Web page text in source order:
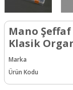
Mano
Klasik
Marka
Ürün Kodu